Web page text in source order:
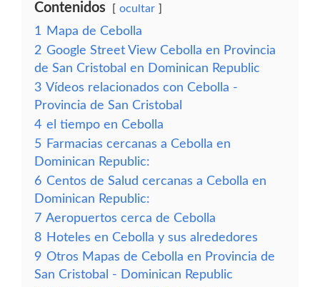
Contenidos ocultar
1
Mapa de Cebolla
2 Google Street View Cebolla en Provincia
de San Cristobal en Dominican Republic
3 Vídeos relacionados con Cebolla -
Provincia de San Cristobal
4 el tiempo en Cebolla
5 Farmacias cercanas a Cebolla en
Dominican Republic:
6 Centos de Salud cercanas a Cebolla en
Dominican Republic:
7 Aeropuertos cerca de Cebolla
8 Hoteles en Cebolla y sus alrededores
9 Otros Mapas de Cebolla en Provincia de
San Cristobal - Dominican Republic